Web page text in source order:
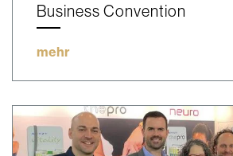
Business Convention
mehr